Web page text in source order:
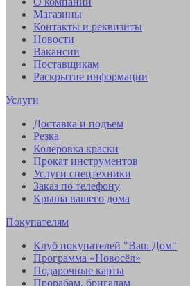
Магазины
Контакты и реквизиты
Новости
Вакансии
Поставщикам
Раскрытие информации
Услуги
Доставка и подъем
Резка
Колеровка краски
Прокат инструментов
Услуги спецтехники
Заказ по телефону
Крыша вашего дома
Покупателям
Клуб покупателей "Ваш Дом"
Программа «Новосёл»
Подарочные карты
Прорабам, бригадам